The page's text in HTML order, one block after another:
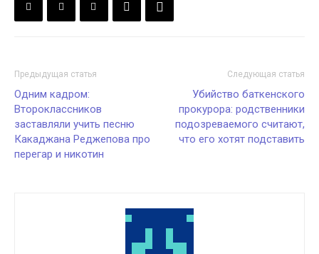
Предыдущая статья
Одним кадром:
Второклассников
заставляли учить песню
Какаджана Реджепова про
перегар и никотин
Следующая статья
Убийство баткенского
прокурора: родственники
подозреваемого считают,
что его хотят подставить